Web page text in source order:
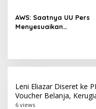
Selesai Akhir Juli 2026
AWS: Saatnya UU Pers
Menyesuaikan
Leni Eliazar Diseret ke
Voucher Belanja,
6 views